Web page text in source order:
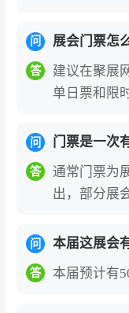
问 展会门票怎
答
建议在聚展
单日票和限
问 门票是一次
答
通常门票为
出，部分展
问 本届这展会
答 本届预计有